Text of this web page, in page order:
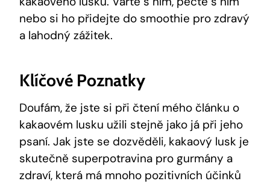
‌nebo si ho přidejte do smoothie⁤ pro‍ zdravý
⁣a lahodný zážitek.
Klíčové Poznatky
Doufám, že jste si při čtení mého článku o
kakaovém lusku užili‍ stejně jako já při jeho
psaní. Jak jste se dozvěděli, kakaový lusk ⁤je‌
skutečně superpotravina pro ⁣gurmány ⁢a
zdraví, ​která má mnoho pozitivních ‍účinků